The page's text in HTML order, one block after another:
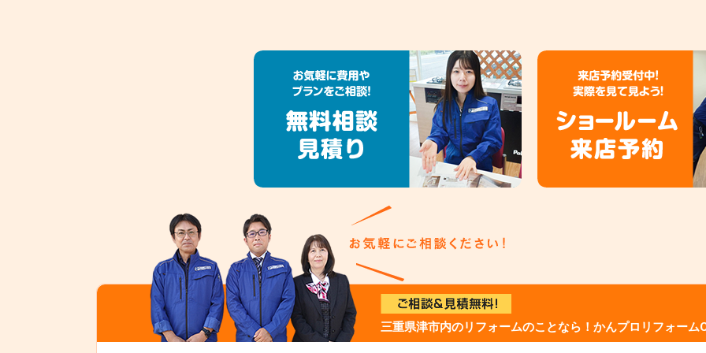
三重県津市内のリフォームのことなら！かんプロリフォーム